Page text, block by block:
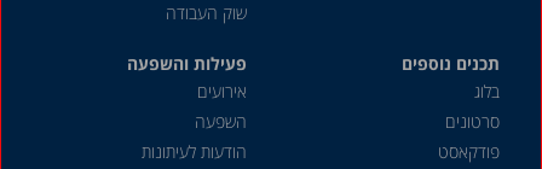
שוק העבודה
תכנים נוספים
בלוג
סרטונים
פודקאסט
פעילות והשפעה
אירועים
השפעה
הודעות לעיתונות